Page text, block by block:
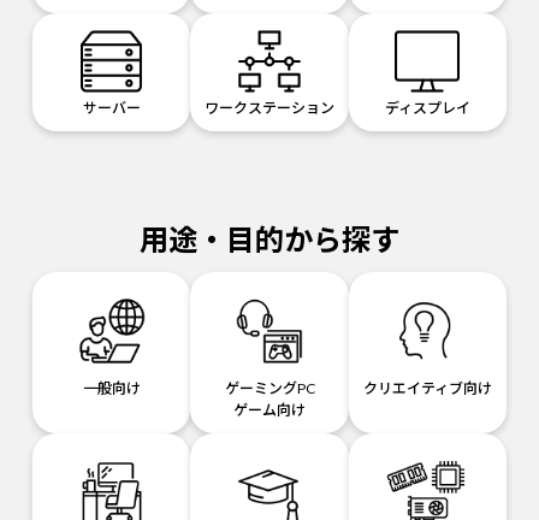
サーバー ワークステーション ディスプレイ
用途・目的から探す
一般向け
ゲーミングPC
ゲーム向け
クリエイティブ向け